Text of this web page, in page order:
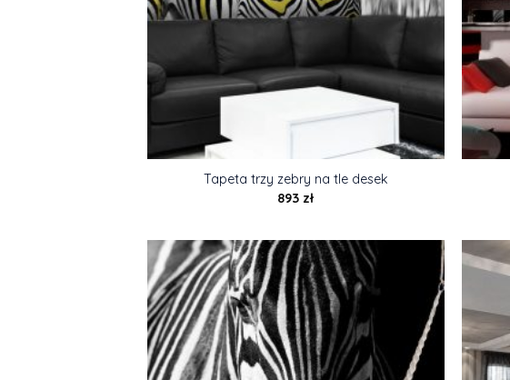
Tapeta trzy zebry na tle desek
893 zł